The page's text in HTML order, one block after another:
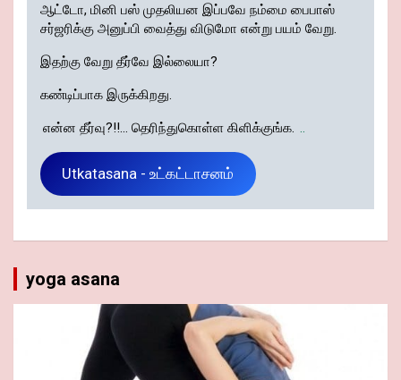
ஆட்டோ, மினி பஸ் முதலியன இப்பவே நம்மை பைபாஸ்
சர்ஜரிக்கு அனுப்பி வைத்து விடுமோ என்று பயம் வேறு.
இதற்கு வேறு தீர்வே இல்லையா?
கண்டிப்பாக இருக்கிறது.
என்ன தீர்வு?!!... தெரிந்துகொள்ள கிளிக்குங்க.
Utkatasana - உட்கட்டாசனம்
yoga asana